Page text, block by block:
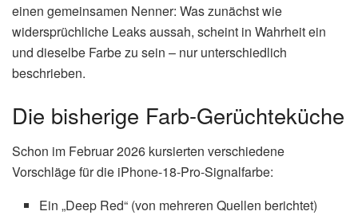
einen gemeinsamen Nenner: Was zunächst wie
widersprüchliche Leaks aussah, scheint in Wahrheit ein
und dieselbe Farbe zu sein – nur unterschiedlich
beschrieben.
Die bisherige Farb-Gerüchteküche
Schon im Februar 2026 kursierten verschiedene
Vorschläge für die iPhone-18-Pro-Signalfarbe:
Ein „Deep Red“ (von mehreren Quellen berichtet)